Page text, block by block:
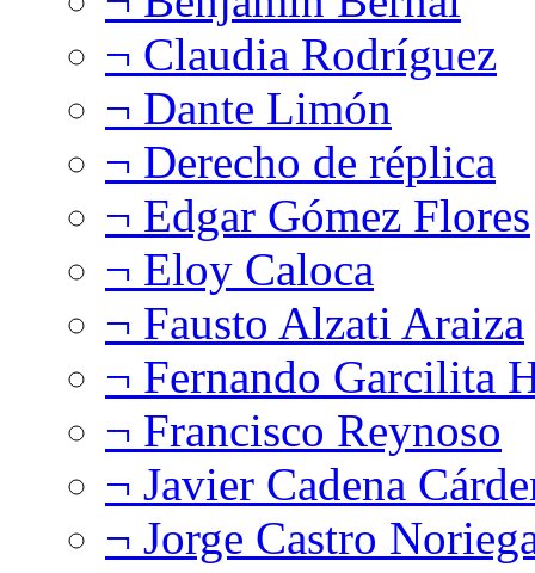
¬ Claudia Rodríguez
¬ Dante Limón
¬ Derecho de réplica
¬ Edgar Gómez Flores
¬ Eloy Caloca
¬ Fausto Alzati Araiza
¬ Fernando Garcilita
¬ Francisco Reynoso
¬ Javier Cadena
¬ Jorge Castro